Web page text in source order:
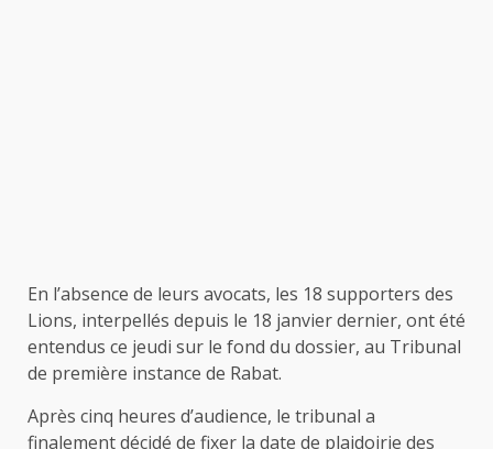
En l’absence de leurs avocats, les 18 supporters des
Lions, interpellés depuis le 18 janvier dernier, ont été
entendus ce jeudi sur le fond du dossier, au Tribunal
de première instance de Rabat.
Après cinq heures d’audience, le tribunal a
finalement décidé de fixer la date de plaidoirie des